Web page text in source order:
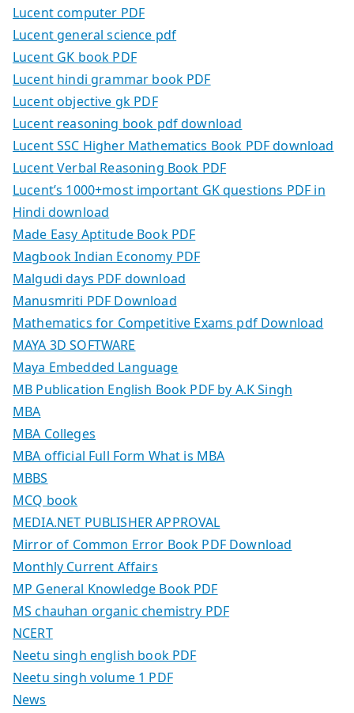
Lucent computer PDF
Lucent general science pdf
Lucent GK book PDF
Lucent hindi grammar book PDF
Lucent objective gk PDF
Lucent reasoning book pdf download
Lucent SSC Higher Mathematics Book PDF download
Lucent Verbal Reasoning Book PDF
Lucent’s 1000+most important GK questions PDF in
Hindi download
Made Easy Aptitude Book PDF
Magbook Indian Economy PDF
Malgudi days PDF download
Manusmriti PDF Download
Mathematics for Competitive Exams pdf Download
MAYA 3D SOFTWARE
Maya Embedded Language
MB Publication English Book PDF by A.K Singh
MBA
MBA Colleges
MBA official Full Form What is MBA
MBBS
MCQ book
MEDIA.NET PUBLISHER APPROVAL
Mirror of Common Error Book PDF Download
Monthly Current Affairs
MP General Knowledge Book PDF
MS chauhan organic chemistry PDF
NCERT
Neetu singh english book PDF
Neetu singh volume 1 PDF
News